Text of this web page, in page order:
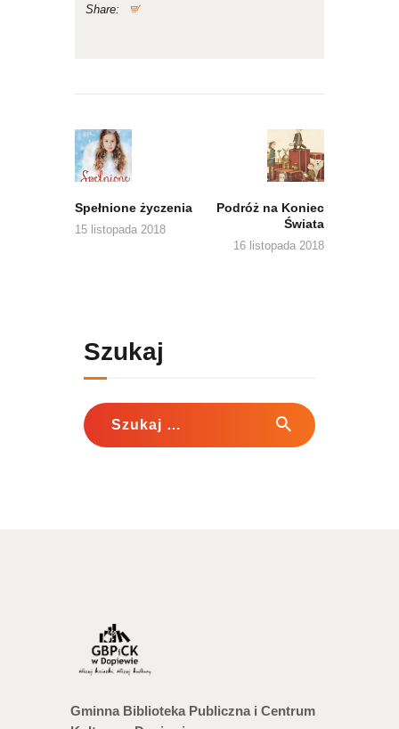
Share:
wpisu
Spełnione życzenia
15 listopada 2018
Podróż na Koniec
Świata
16 listopada 2018
Szukaj
Szukaj:
Gminna Biblioteka Publiczna i Centrum